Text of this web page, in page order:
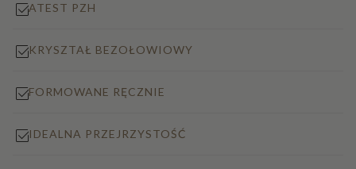
ATEST PZH
KRYSZTAŁ BEZOŁOWIOWY
FORMOWANE RĘCZNIE
IDEALNA PRZEJRZYSTOŚĆ